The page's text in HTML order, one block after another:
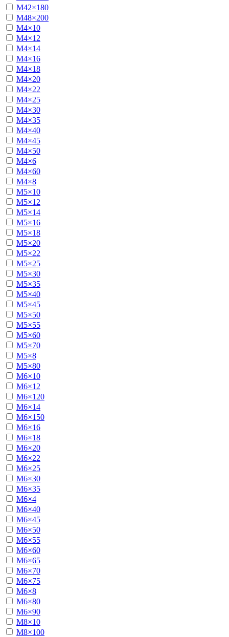
М42×180
М48×200
М4×10
М4×12
М4×14
М4×16
М4×18
М4×20
М4×22
М4×25
М4×30
М4×35
М4×40
М4×45
М4×50
М4×6
М4×60
М4×8
М5×10
М5×12
М5×14
М5×16
М5×18
М5×20
М5×22
М5×25
М5×30
М5×35
М5×40
М5×45
М5×50
М5×55
М5×60
М5×70
М5×8
М5×80
М6×10
М6×12
М6×120
М6×14
М6×150
М6×16
М6×18
М6×20
М6×22
М6×25
М6×30
М6×35
М6×4
М6×40
М6×45
М6×50
М6×55
М6×60
М6×65
М6×70
М6×75
М6×8
М6×80
М6×90
М8×10
М8×100